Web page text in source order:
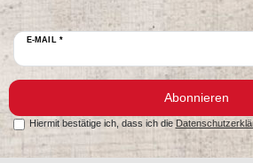
E-MAIL *
Abonnieren
Hiermit bestätige ich, dass ich die